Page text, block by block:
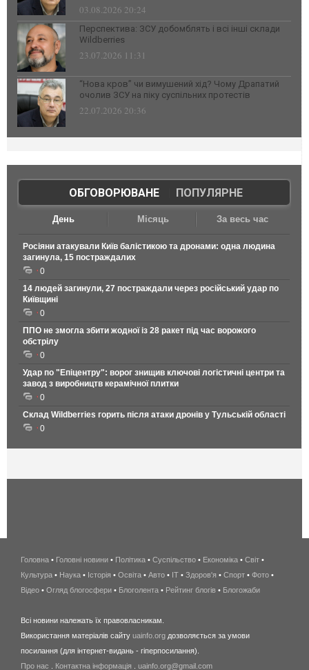
03.08.2026 20:24
Перспектива: ЗСУ добомблять і всі інші склади
Wildberries
23.07.2026 11:31
“Нова кров” чи вимушений хід? Чому Драпатий
очолив ЗСУ на піку суспільних протестів
22.07.2026 20:36
ОБГОВОРЮВАНЕ| ПОПУЛЯРНЕ
День Місяць За весь час
Росіяни атакували Київ балістикою та дронами: одна людина
загинула, 15 постраждалих
0
14 людей загинули, 27 постраждали через російський удар по
Київщині
0
ППО не змогла збити жодної із 28 ракет під час ворожого
обстрілу
0
Удар по "Епіцентру": ворог знищив ключові логістичні центри та
завод з виробництв керамічної плитки
0
Склад Wildberries горить після атаки дронів у Тульській області
0
беспроводной
интернет
киев
wimax
в
Головна • Головні новини • Політика • Суспільство • Економіка • Світ •
Культура • Наука • Історія • Освіта • Авто • IT • Здоров'я • Спорт • Фото •
Відео • Огляд блогосфери • Блоголента • Рейтинг блогів • Блогожаби
Всі новини належать їх правовласникам.
Використання матеріалів сайту uainfo.org дозволяється за умови
посилання (для інтернет-видань - гіперпосилання).
Про нас
Контактна інформація uainfo.org@gmail.com